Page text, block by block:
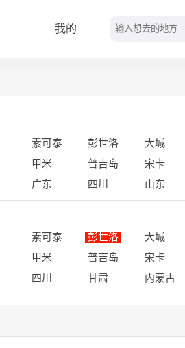
我的
素可泰 彭世洛
大城
甲米 普吉岛
宋卡
广东 四川 山东
素可泰 彭世洛
大城
甲米 普吉岛
宋卡
四川 甘肃 内蒙古